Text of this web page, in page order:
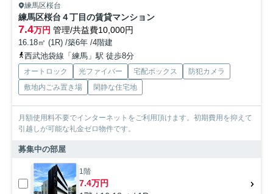
練馬区桜台
練馬区桜台４丁目の賃貸マンション
7.4万円 管理/共益費10,000円
16.18㎡ (1R) /築6年 /4階建
西武池袋線「練馬」駅 徒歩8分
オートロック 光ファイバー 宅配ボックス
防犯カメラ
敷地内ごみ置き場
閑静な住宅地
月額使用料不要でインターネットをご利用頂けます。初期費用を抑えて
引越しが可能な礼金ゼロ物件です。
募集中の部屋
1階
7.4万円